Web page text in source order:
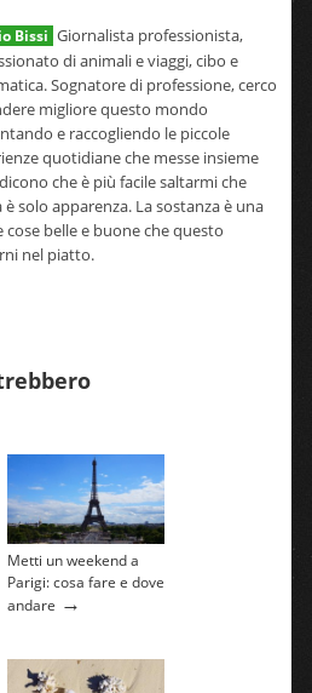
Bissi Giornalista professionista,
di animali e viaggi, cibo e
Sognatore di professione, cerco
migliore questo mondo
e raccogliendo le piccole
quotidiane che messe insieme
che è più facile saltarmi che
solo apparenza. La sostanza è una
belle e buone che questo
nel piatto.
Metti un weekend a
Parigi: cosa fare e dove
andare →